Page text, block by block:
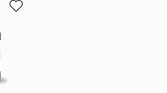
Add to favorites